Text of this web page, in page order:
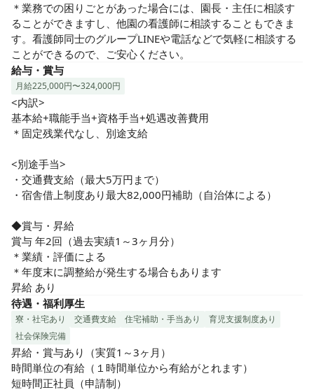
＊業務での困りごとがあった場合には、園長・主任に相談す
ることができますし、他園の看護師に相談することもできま
す。看護師同士のグループLINEや電話などで気軽に相談する
ことができるので、ご安心ください。
給与・賞与
月給225,000円〜324,000円
<内訳>
基本給+職能手当+資格手当+処遇改善費用
＊固定残業代なし、別途支給
<別途手当>
・交通費支給（最大5万円まで）
・宿舎借上制度あり最大82,000円補助（自治体による）
◆賞与・昇給
賞与 年2回（過去実績1～3ヶ月分）
＊業績・評価による
＊年度末に調整給が発生する場合もあります
昇給 あり
待遇・福利厚生
寮・社宅あり 交通費支給 住宅補助・手当あり
育児支援制度あり
社会保険完備
昇給・賞与あり（実質1～3ヶ月）
時間単位の有給（１時間単位から有給がとれます）
短時間正社員（申請制）